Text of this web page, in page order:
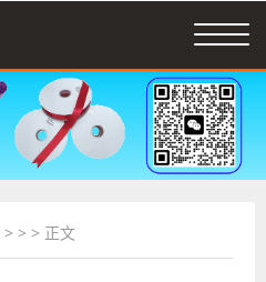
> > > 正文